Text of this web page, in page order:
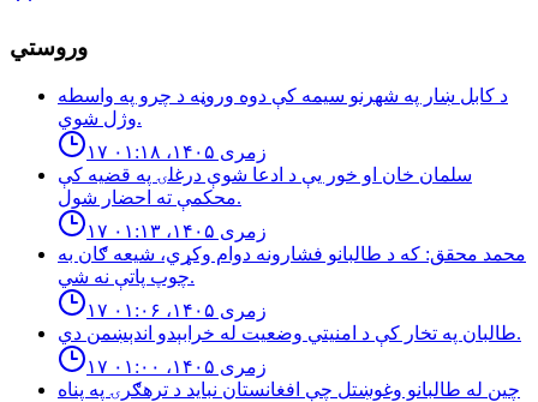
وروستي
د كابل ښار په شهرنو سيمه كې دوه وروڼه د چرو په واسطه
وژل شوي.
۱۷ زمری ۱۴۰۵، ۰۱:۱۸
سلمان خان او خور یې د ادعا شوې درغلۍ په قضيه كې
محكمې ته احضار شول.
۱۷ زمری ۱۴۰۵، ۰۱:۱۳
محمد محقق: كه د طالبانو فشارونه دوام وكړي، شيعه ګان به
چوپ پاتې نه شي.
۱۷ زمری ۱۴۰۵، ۰۱:۰۶
طالبان په تخار کې د امنيتي وضعيت له خرابېدو اندېښمن دي.
۱۷ زمری ۱۴۰۵، ۰۱:۰۰
چین له طالبانو وغوښتل چې افغانستان نباید د ترهګرۍ په پناه